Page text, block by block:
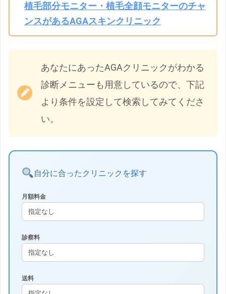
植毛部分モニター・植毛全顔モニターのチャ
ンスがあるAGAスキンクリニック
あなたにあったAGAクリニックがわかる
診断メニューも用意しているので、下記
より条件を設定して検索してみてくださ
い。
自分に合ったクリニックを探す
月額料金
診察料
送料